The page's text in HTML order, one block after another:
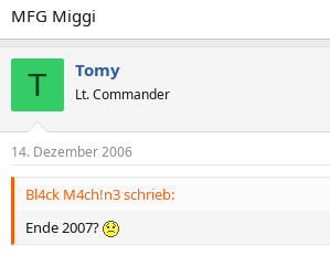
MFG Miggi
T Tomy
Lt. Commander
14. Dezember 2006
Bl4ck M4ch!n3 schrieb:
Ende 2007?